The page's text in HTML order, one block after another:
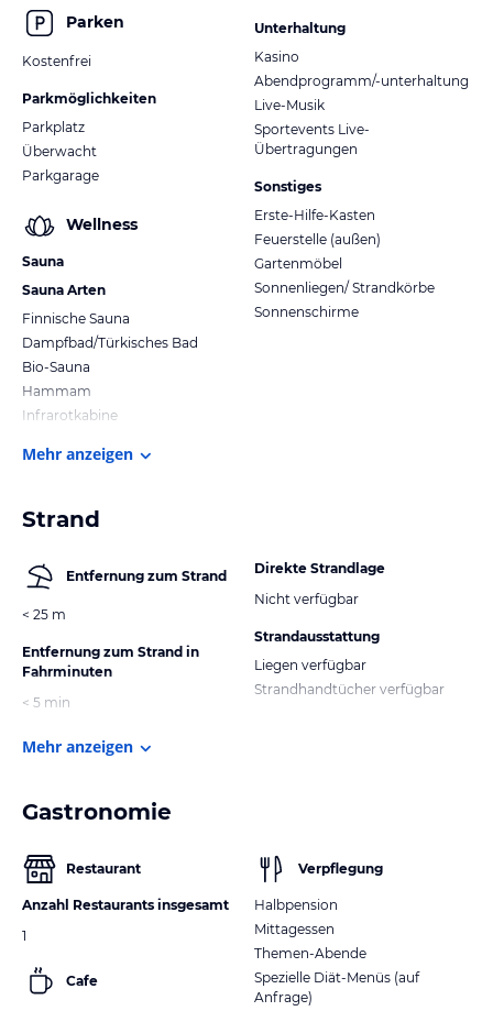
Parken
Kostenfrei
Parkmöglichkeiten
Parkplatz
Überwacht
Parkgarage
Wellness
Sauna
Sauna Arten
Finnische Sauna
Dampfbad/Türkisches Bad
Bio-Sauna
Hammam
Infrarotkabine
Unterhaltung
Kasino
Abendprogramm/-unterhaltung
Live-Musik
Sportevents Live-
Übertragungen
Sonstiges
Erste-Hilfe-Kasten
Feuerstelle (außen)
Gartenmöbel
Sonnenliegen/ Strandkörbe
Sonnenschirme
Mehr anzeigen
Strand
Entfernung zum Strand
< 25 m
Entfernung zum Strand in
Fahrminuten
< 5 min
Direkte Strandlage
Nicht verfügbar
Strandausstattung
Liegen verfügbar
Strandhandtücher verfügbar
Mehr anzeigen
Gastronomie
Restaurant
Anzahl Restaurants insgesamt
1
Cafe
Verpflegung
Halbpension
Mittagessen
Themen-Abende
Spezielle Diät-Menüs (auf
Anfrage)